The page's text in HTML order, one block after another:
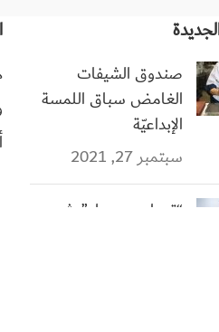
صندوق الشيفات
الغامض سباق اللمسة
الإبداعيّة
سبتمبر 27, 2021
“توماس جوجلر” يثري